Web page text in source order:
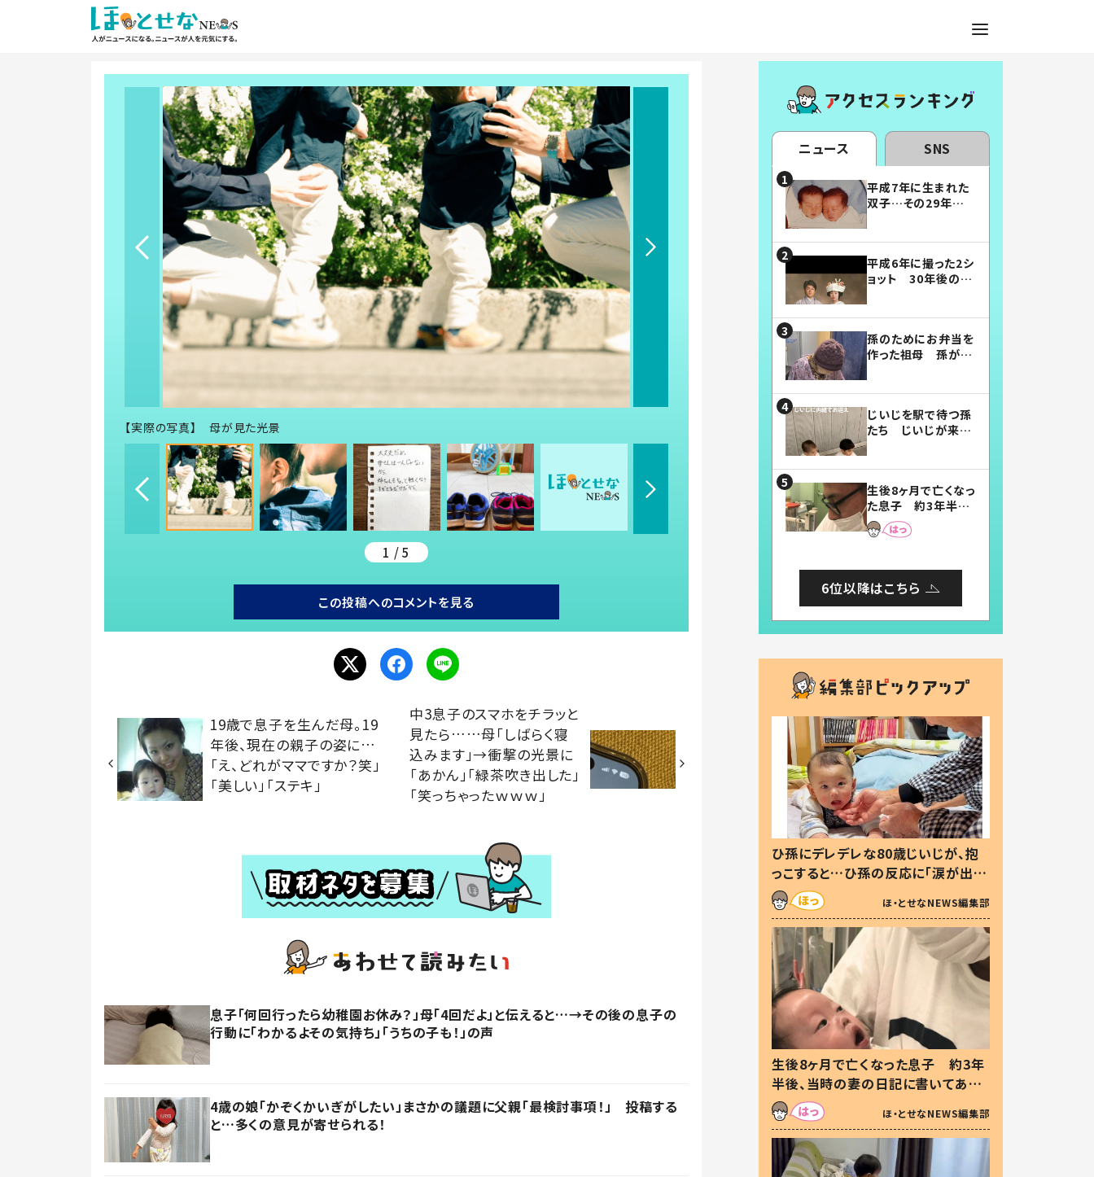
【実際の写真】 母が見た光景
1 / 5
この投稿へのコメントを見る
19歳で息子を生んだ母。19
年後、現在の親子の姿に…
「え、どれがママですか？笑」
「美しい」「ステキ」
中3息子のスマホをチラッと
見たら……母「しばらく寝
込みます」→衝撃の光景に
「あかん」「緑茶吹き出した」
「笑っちゃったｗｗｗ」
息子「何回行ったら幼稚園お休み？」母「4回だよ」と伝えると…→その後の息子の
行動に「わかるよその気持ち」「うちの子も！」の声
4歳の娘「かぞくかいぎがしたい」まさかの議題に父親「最検討事項！」 投稿する
と…多くの意見が寄せられる！
ニュース SNS
平成7年に生まれた
双子…その29年後
平成6年に撮った2シ
ョット 30年後の姿
孫のためにお弁当を
作った祖母 孫が絶
じいじを駅で待つ孫
たち じいじが来た
まらない」「幸せにな
れる」
生後8ヶ月で亡くなっ
た息子 約3年半
後、当時の妻の日記
に書いてあった本音
6位以降はこちら
ひ孫にデレデレな80歳じいじが、抱
っこすると…ひ孫の反応に「涙が出ま
した」「可愛くて仕方ない」
ほ・とせなNEWS編集部
生後8ヶ月で亡くなった息子 約3年
半後、当時の妻の日記に書いてあっ
た本音とは
ほ・とせなNEWS編集部